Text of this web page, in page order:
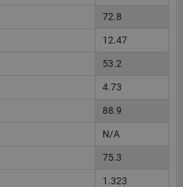
72.8
12.47
53.2
4.73
88.9
N/A
75.3
1.323